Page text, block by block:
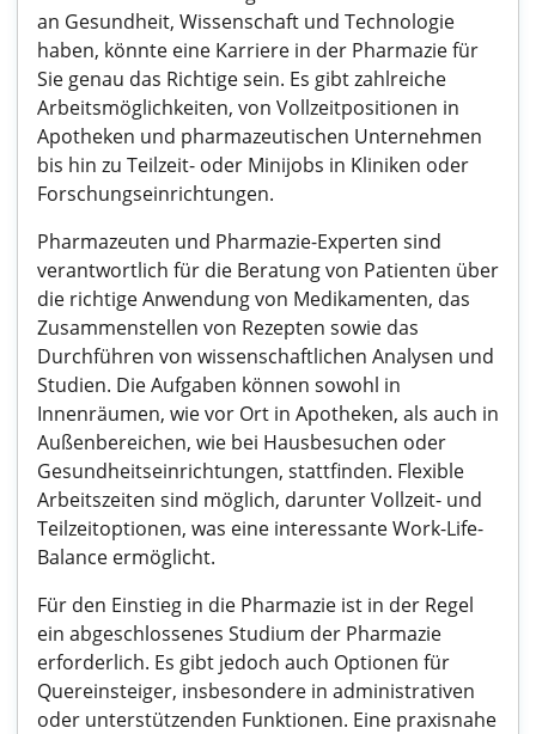
an Gesundheit, Wissenschaft und Technologie
haben, könnte eine Karriere in der Pharmazie für
Sie genau das Richtige sein. Es gibt zahlreiche
Arbeitsmöglichkeiten, von Vollzeitpositionen in
Apotheken und pharmazeutischen Unternehmen
bis hin zu Teilzeit- oder Minijobs in Kliniken oder
Forschungseinrichtungen.
Pharmazeuten und Pharmazie-Experten sind
verantwortlich für die Beratung von Patienten über
die richtige Anwendung von Medikamenten, das
Zusammenstellen von Rezepten sowie das
Durchführen von wissenschaftlichen Analysen und
Studien. Die Aufgaben können sowohl in
Innenräumen, wie vor Ort in Apotheken, als auch in
Außenbereichen, wie bei Hausbesuchen oder
Gesundheitseinrichtungen, stattfinden. Flexible
Arbeitszeiten sind möglich, darunter Vollzeit- und
Teilzeitoptionen, was eine interessante Work-Life-
Balance ermöglicht.
Für den Einstieg in die Pharmazie ist in der Regel
ein abgeschlossenes Studium der Pharmazie
erforderlich. Es gibt jedoch auch Optionen für
Quereinsteiger, insbesondere in administrativen
oder unterstützenden Funktionen. Eine praxisnahe